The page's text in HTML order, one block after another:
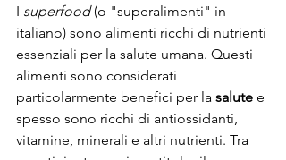
I superfood (o "superalimenti" in
italiano) sono alimenti ricchi di nutrienti
essenziali per la salute umana. Questi
alimenti sono considerati
particolarmente benefici per la salute e
spesso sono ricchi di antiossidanti,
vitamine, minerali e altri nutrienti. Tra